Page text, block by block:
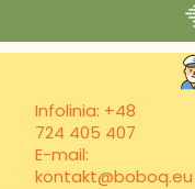
Infolinia: +48
724 405 407
E-mail:
kontakt@boboq.eu